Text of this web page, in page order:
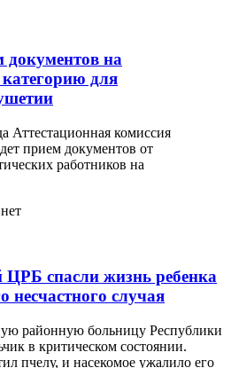
документов на
для
Аттестационная комиссия
прием документов от
работников на
спасли жизнь ребенка
несчастного случая
районную больницу Республики
в критическом состоянии.
пчелу, и насекомое ужалило его